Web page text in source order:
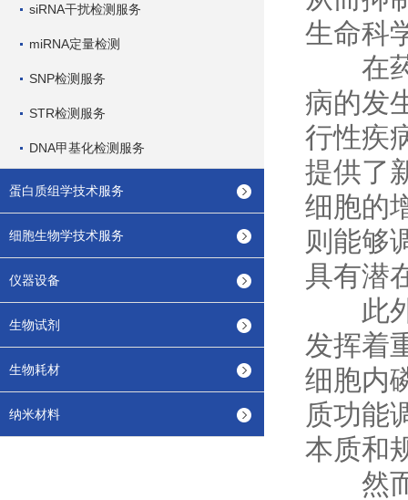
siRNA干扰检测服务
miRNA定量检测
SNP检测服务
STR检测服务
DNA甲基化检测服务
蛋白质组学技术服务
细胞生物学技术服务
仪器设备
生物试剂
生物耗材
纳米材料
生命科
在药
病的发
行性疾
提供了
细胞的
则能够
具有潜
此外
发挥着
细胞内
质功能
本质和
然而